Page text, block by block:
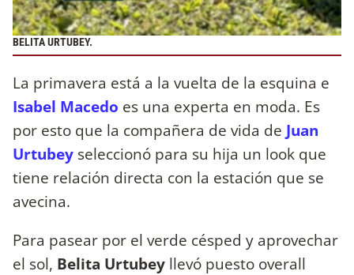
BELITA URTUBEY.
La primavera está a la vuelta de la esquina e
Isabel Macedo es una experta en moda. Es
por esto que la compañera de vida de Juan
Urtubey seleccionó para su hija un look que
tiene relación directa con la estación que se
avecina.
Para pasear por el verde césped y aprovechar
el sol, Belita Urtubey llevó puesto overall